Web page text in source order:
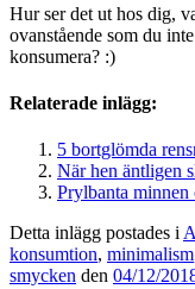
Hur ser det ut hos dig,
ovanstående som du
konsumera? :)
Relaterade inlägg:
5 bortglömda
När hen äntligen
Prylbanta minnen
Detta inlägg postades i
konsumtion, minimalism
smycken den 04/12/